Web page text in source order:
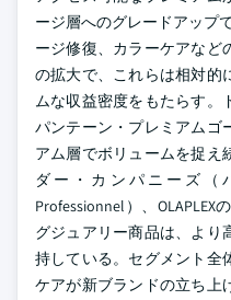
ージ層へのグレードアップ
ージ修復、カラーケアなど
の拡大で、これらは相対的
ムな収益密度をもたらす。
パンテーン・プレミアムゴ
アム層でボリュームを捉え
ダー・カンパニーズ（
Professionnel）、
グジュアリー商品は、より
持している。セグメント全
ケアが新ブランドの立ち上